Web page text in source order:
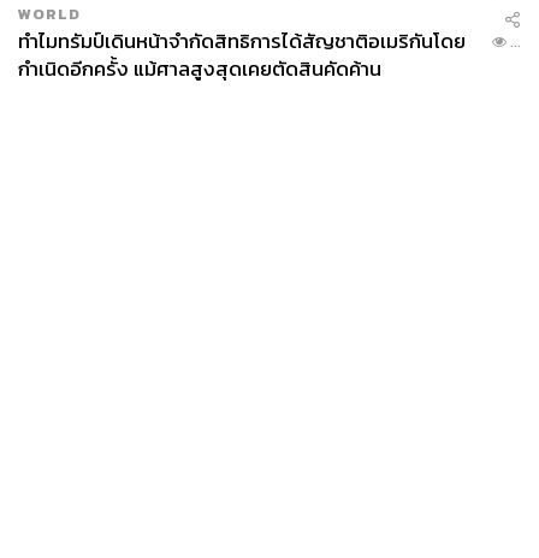
WORLD
ทำไมทรัมป์เดินหน้าจำกัดสิทธิการได้สัญชาติอเมริกันโดย
กำเนิดอีกครั้ง แม้ศาลสูงสุดเคยตัดสินคัดค้าน
...